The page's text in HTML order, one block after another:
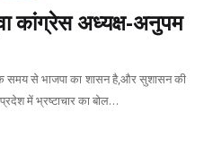
कांग्रेस अध्यक्ष-अनुपम
समय से भाजपा का शासन है,और सुशासन की
में भ्रष्टाचार का बोल…